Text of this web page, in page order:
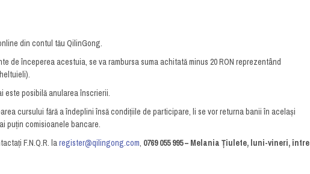
din contul tău QilinGong.
de începerea acestuia, se va rambursa suma achitată minus 20 RON reprezentând
este posibilă anularea înscrierii.
cursului fără a îndeplini însă condițiile de participare, li se vor returna banii în același
puțin comisioanele bancare.
F.N.Q.R. laregister@qilingong.com, 0769 055 995 – Melania Țiulete, luni-vineri, între